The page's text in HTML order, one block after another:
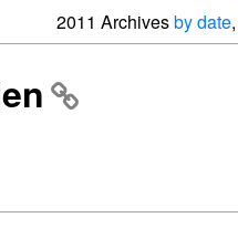
2011 Archivesby date,